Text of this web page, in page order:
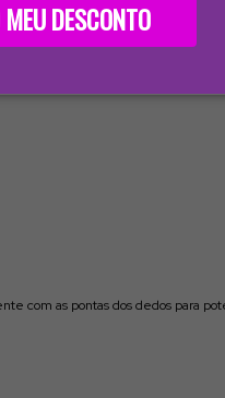
MEU DESCONTO
com as pontas dos dedos para